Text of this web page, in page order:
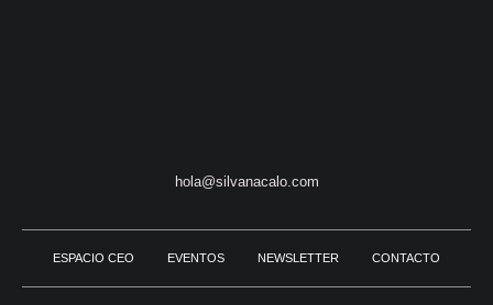
hola@silvanacalo.com
ESPACIO CEO EVENTOS NEWSLETTER CONTACTO